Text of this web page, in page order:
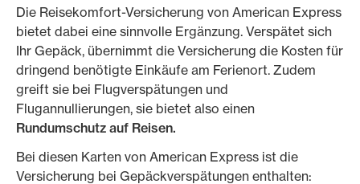
Die Reisekomfort-Versicherung von American Express
bietet dabei eine sinnvolle Ergänzung. Verspätet sich
Ihr Gepäck, übernimmt die Versicherung die Kosten für
dringend benötigte Einkäufe am Ferienort. Zudem
greift sie bei Flugverspätungen und
Flugannullierungen, sie bietet also einen
Rundumschutz auf Reisen.
Bei diesen Karten von American Express ist die
Versicherung bei Gepäckverspätungen enthalten: